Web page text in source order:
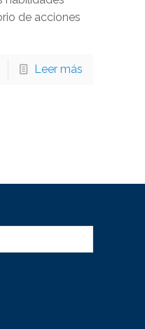
de acciones
Leer más